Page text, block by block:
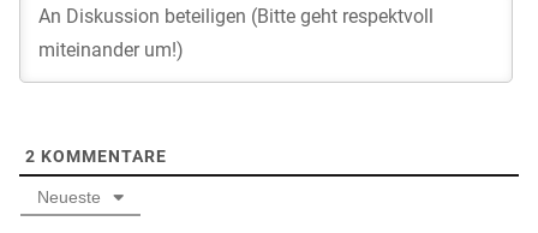
2 KOMMENTARE
Neueste